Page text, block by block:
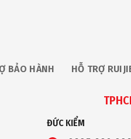
BẢO HÀNH HỖ TRỢ
ĐỨC KIỂM